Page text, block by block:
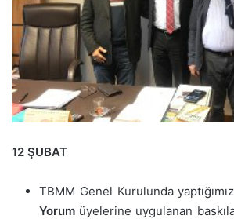
12 ŞUBAT
TBMM Genel Kurulunda
Yorum üyelerine uygulanan